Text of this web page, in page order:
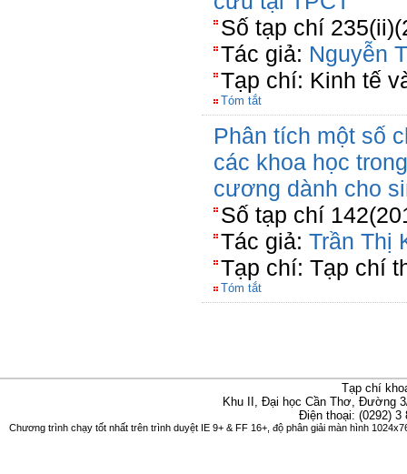
Số tạp chí
Tác giả: Nguyễn
Tạp chí: Kinh tế
Tóm tắt
Phân tích một số
các khoa học
cương dành cho
Số tạp chí
Tác giả: Trần Thị
Tạp chí: Tạp chí
Tóm tắt
Tạp chí
Khu II, Đại học Cần Thơ, Đường
Điện thoại: (0292)
Chương trình chạy tốt nhất trên trình duyệt IE 9+ & FF 16+, độ phân giải màn hình